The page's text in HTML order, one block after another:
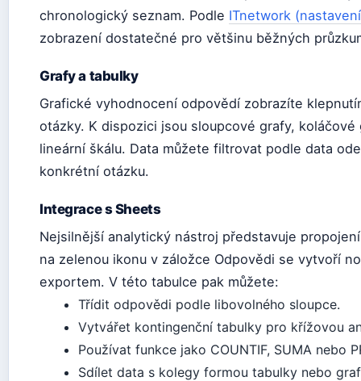
chronologický seznam. Podle ITnetwork
zobrazení dostatečné pro většinu běžných
Grafy a tabulky
Grafické vyhodnocení odpovědí zobrazíte
otázky. K dispozici jsou sloupcové grafy,
lineární škálu. Data můžete filtrovat podle data
konkrétní otázku.
Integrace s Sheets
Nejsilnější analytický nástroj představuje
na zelenou ikonu v záložce Odpovědi se vytvoří
exportem. V této tabulce pak můžete:
Třídit odpovědi podle libovolného sloupce.
Vytvářet kontingenční tabulky pro křížovou
Používat funkce jako COUNTIF, SUMA nebo
Sdílet data s kolegy formou tabulky nebo